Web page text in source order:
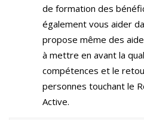
de formation des
également vous aider
propose même des
à mettre en avant la
compétences et le
personnes touchant le
Active.